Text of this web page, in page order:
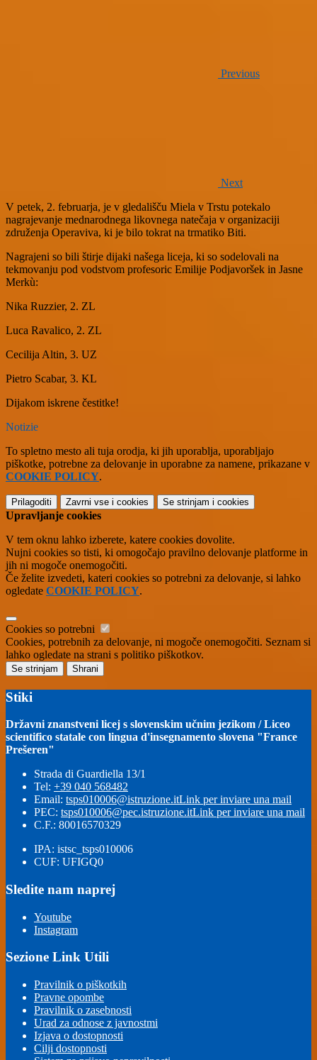
Previous
Next
V petek, 2. februarja, je v gledališču Miela v Trstu potekalo
nagrajevanje mednarodnega likovnega natečaja v organizaciji
združenja Operaviva, ki je bilo tokrat na trmatiko Biti.
Nagrajeni so bili štirje dijaki našega liceja, ki so sodelovali na
tekmovanju pod vodstvom profesoric Emilije Podjavoršek in Jasne
Merkù:
Nika Ruzzier, 2. ZL
Luca Ravalico, 2. ZL
Cecilija Altin, 3. UZ
Pietro Scabar, 3. KL
Dijakom iskrene čestitke!
Notizie
To spletno mesto ali tuja orodja, ki jih uporablja, uporabljajo
piškotke, potrebne za delovanje in uporabne za namene, prikazane v
COOKIE POLICY.
Prilagoditi Zavrni vse i cookies Se strinjam i cookies
Upravljanje cookies
V tem oknu lahko izberete, katere cookies dovolite.
Nujni cookies so tisti, ki omogočajo pravilno delovanje platforme in
jih ni mogoče onemogočiti.
Če želite izvedeti, kateri cookies so potrebni za delovanje, si lahko
ogledate COOKIE POLICY.
Cookies so potrebni
Cookies, potrebnih za delovanje, ni mogoče onemogočiti. Seznam si
lahko ogledate na strani s politiko piškotkov.
Se strinjam Shrani
Stiki
Državni znanstveni licej s slovenskim učnim jezikom / Liceo
scientifico statale con lingua d'insegnamento slovena "France
Prešeren"
Strada di Guardiella 13/1
Tel: +39 040 568482
Email: tsps010006@istruzione.itLink per inviare una mail
PEC: tsps010006@pec.istruzione.itLink per inviare una mail
C.F.: 80016570329
IPA: istsc_tsps010006
CUF: UFIGQ0
Sledite nam naprej
Youtube
Instagram
Sezione Link Utili
Pravilnik o piškotkih
Pravne opombe
Pravilnik o zasebnosti
Urad za odnose z javnostmi
Izjava o dostopnosti
Cilji dostopnosti